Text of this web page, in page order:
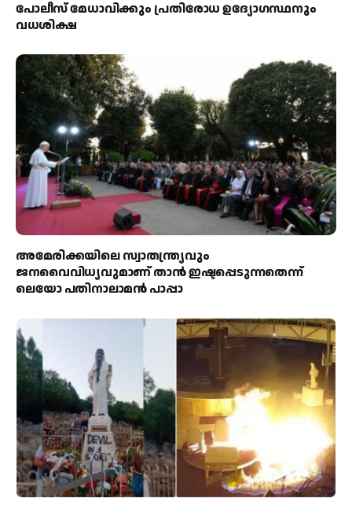
പോലീസ് മേധാവിക്കും പ്രതിരോധ ഉദ്യോഗസ്ഥനും
വധശിക്ഷ
അമേരിക്കയിലെ സ്വാതന്ത്ര്യവും
ജനവൈവിധ്യവുമാണ് താൻ ഇഷ്ടപ്പെടുന്നതെന്ന്
ലെയോ പതിനാലാമൻ പാപ്പാ